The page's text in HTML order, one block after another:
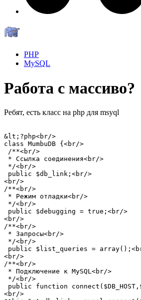
PHP
MySQL
Работа с массиво?
Ребят, есть класс на php для msyql
&lt;?php<br/>
class MumbuDB {<br/>
/**<br/>
* Ссылка соединения<br/>
*/<br/>
public $db_link;<br/>
<br/>
/**<br/>
* Режим отладки<br/>
*/<br/>
public $debugging = true;<br/>
<br/>
/**<br/>
* Запросы<br/>
*/<br/>
public $list_queries =
<br/>
/**<br/>
* Подключение к MySQL<br/>
*/<br/>
public function
<br/>